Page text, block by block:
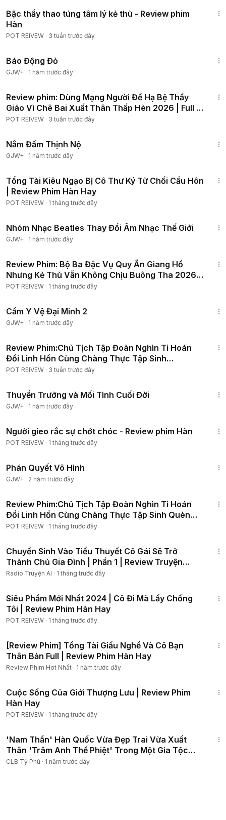
Bậc thầy thao túng tâm lý kẻ thù - Review phim
Hàn
POT REIVEW · 3 tuần trước đây
Báo Động Đỏ
GJW+ · 1 năm trước đây
Review phim: Dùng Mạng Người Để Hạ Bệ Thầy
Giáo Vì Chê Bai Xuất Thân Thấp Hèn 2026 | Full 6
Tập
POT REIVEW · 3 tuần trước đây
Nắm Đấm Thịnh Nộ
GJW+ · 1 năm trước đây
Tổng Tài Kiêu Ngạo Bị Cô Thư Ký Từ Chối Cầu Hôn
| Review Phim Hàn Hay
POT REIVEW · 1 tháng trước đây
Nhóm Nhạc Beatles Thay Đổi Âm Nhạc Thế Giới
GJW+ · 1 năm trước đây
Review Phim: Bộ Ba Đặc Vụ Quy Ẩn Giang Hồ
Nhưng Kẻ Thù Vẫn Không Chịu Buông Tha 2026 |
Tập 1-10
POT REIVEW · 1 tháng trước đây
Cẩm Y Vệ Đại Minh 2
GJW+ · 1 năm trước đây
Review Phim:Chủ Tịch Tập Đoàn Nghìn Tỉ Hoán
Đổi Linh Hồn Cùng Chàng Thực Tập Sinh
Quèn2026|Full12tập
POT REIVEW · 3 tuần trước đây
Thuyền Trưởng và Mối Tình Cuối Đời
GJW+ · 1 năm trước đây
Người gieo rắc sự chớt chóc - Review phim Hàn
POT REIVEW · 1 tháng trước đây
Phán Quyết Vô Hình
GJW+ · 2 năm trước đây
Review Phim:Chủ Tịch Tập Đoàn Nghìn Tỉ Hoán
Đổi Linh Hồn Cùng Chàng Thực Tập Sinh Quèn
2026|Tập 1-8
POT REIVEW · 1 tháng trước đây
Chuyển Sinh Vào Tiểu Thuyết Cô Gái Sẽ Trở
Thành Chủ Gia Đình | Phần 1 | Review Truyện
Tranh
Radio Truyện AI · 1 tháng trước đây
Siêu Phẩm Mới Nhất 2024 | Cô Đi Mà Lấy Chồng
Tôi | Review Phim Hàn Hay
POT REIVEW · 1 tháng trước đây
[Review Phim] Tổng Tài Giấu Nghề Và Cô Bạn
Thân Bản Full | Review Phim Hàn Hay
Review Phim Hot Nhất · 1 năm trước đây
Cuộc Sống Của Giới Thượng Lưu | Review Phim
Hàn Hay
POT REIVEW · 1 tháng trước đây
'Nam Thần' Hàn Quốc Vừa Đẹp Trai Vừa Xuất
Thân 'Trâm Anh Thế Phiệt' Trong Một Gia Tộc
Siêu Giàu
CLB Tỷ Phú · 1 năm trước đây